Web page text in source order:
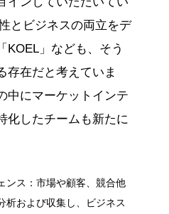
とビジネスの両立をデ
KOEL」なども、そう
存在だと考えていま
中にマーケットインテ
化したチームも新たに
ンス：市場や顧客、競合他
析および収集し、ビジネス